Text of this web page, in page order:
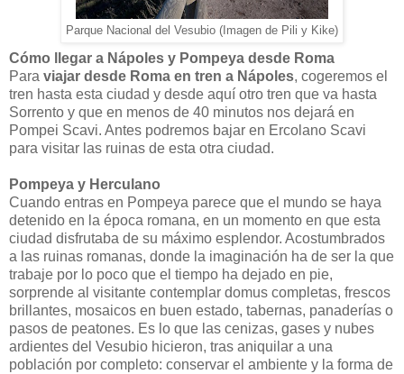
Parque Nacional del Vesubio (Imagen de Pili y Kike)
Cómo llegar a Nápoles y Pompeya desde Roma
Para viajar desde Roma en tren a Nápoles, cogeremos el
tren hasta esta ciudad y desde aquí otro tren que va hasta
Sorrento y que en menos de 40 minutos nos dejará en
Pompei Scavi. Antes podremos bajar en Ercolano Scavi
para visitar las ruinas de esta otra ciudad.
Pompeya y Herculano
Cuando entras en Pompeya parece que el mundo se haya
detenido en la época romana, en un momento en que esta
ciudad disfrutaba de su máximo esplendor. Acostumbrados
a las ruinas romanas, donde la imaginación ha de ser la que
trabaje por lo poco que el tiempo ha dejado en pie,
sorprende al visitante contemplar domus completas, frescos
brillantes, mosaicos en buen estado, tabernas, panaderías o
pasos de peatones. Es lo que las cenizas, gases y nubes
ardientes del Vesubio hicieron, tras aniquilar a una
población por completo: conservar el ambiente y la forma de